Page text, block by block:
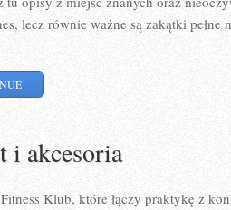
lecz równie ważne są zakątki pełne
i akcesoria
Klub, które łączy praktykę z